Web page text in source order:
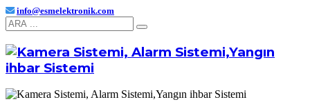
info@esmelektronik.com